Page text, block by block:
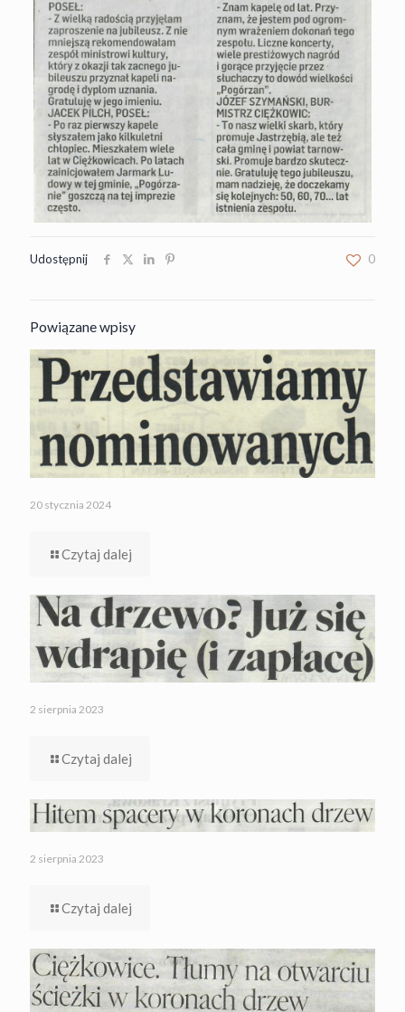
Udostępnij 0
Powiązane wpisy
20 stycznia 2024
Czytaj dalej
2 sierpnia 2023
Czytaj dalej
2 sierpnia 2023
Czytaj dalej